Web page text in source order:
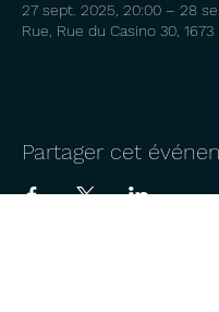
27 sept. 2025, 20:00 – 28
Rue, Rue du Casino 30, 1673
Partager cet